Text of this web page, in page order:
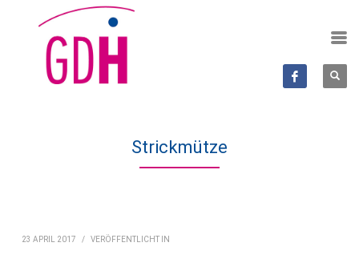
Strickmütze
23 APRIL 2017 / VERÖFFENTLICHT IN